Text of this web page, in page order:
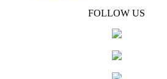
FOLLOW US